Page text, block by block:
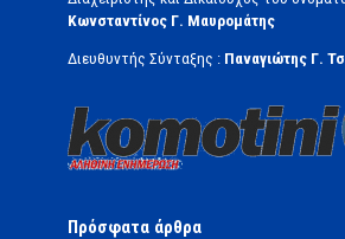
Κωνσταντίνος Γ. Μαυρομάτης
Διευθυντής Σύνταξης : Παναγιώτης Γ.
Πρόσφατα άρθρα